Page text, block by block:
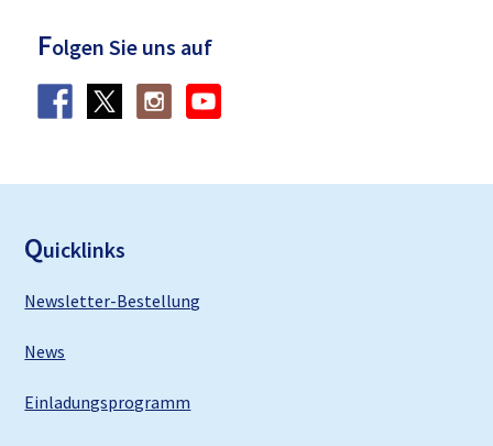
Folgen Sie uns auf
Quicklinks
Newsletter-Bestellung
News
Einladungsprogramm